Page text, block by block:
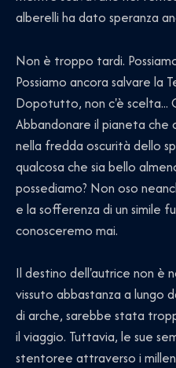
alberelli ha dato speranza
Non è troppo tardi.
Possiamo ancora salvare la
Dopotutto, non c'è scelta...
Abbandonare il pianeta
nella fredda oscurità dello
qualcosa che sia bello
possediamo? Non oso
e la sofferenza di un simile
conosceremo mai.
Il destino dell'autrice non è
vissuto abbastanza a lungo
di arche, sarebbe stata
il viaggio. Tuttavia, le sue
stentoree attraverso i